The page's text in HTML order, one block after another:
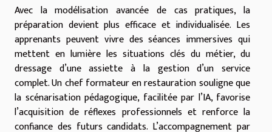
Avec la modélisation avancée de cas pratiques, la
préparation devient plus efficace et individualisée. Les
apprenants peuvent vivre des séances immersives qui
mettent en lumière les situations clés du métier, du
dressage d’une assiette à la gestion d’un service
complet. Un chef formateur en restauration souligne que
la scénarisation pédagogique, facilitée par l’IA, favorise
l’acquisition de réflexes professionnels et renforce la
confiance des futurs candidats. L’accompagnement par